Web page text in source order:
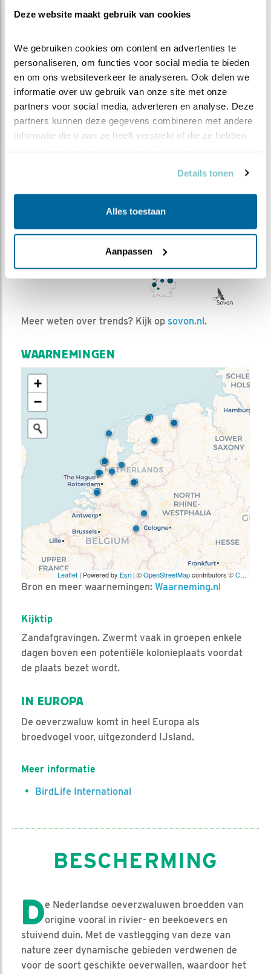
Deze website maakt gebruik van cookies
We gebruiken cookies om content en advertenties te
personaliseren, om functies voor social media te bieden
en om ons websiteverkeer te analyseren. Ook delen we
informatie over uw gebruik van onze site met onze
partners voor social media, adverteren en analyse. Deze
partners kunnen deze gegevens combineren met andere
informatie die u aan ze heeft verstrekt of die ze hebben
Details tonen
Alles toestaan
Aanpassen
Bron:sovon.nl
Meer weten over trends? Kijk op sovon.nl.
WAARNEMINGEN
+
−
Leaflet | Powered by Esri| ©OpenStreetMapcontributors ©CARTO
Bron en meer waarnemingen: Waarneming.nl
Kijktip
Zandafgravingen. Zwermt vaak in groepen enkele
dagen boven een potentiële kolonieplaats voordat
de plaats bezet wordt.
IN EUROPA
De oeverzwaluw komt in heel Europa als
broedvogel voor, uitgezonderd IJsland.
Meer informatie
BirdLife International
BESCHERMING
De Nederlandse oeverzwaluwen broedden van
origine vooral in rivier- en beekoevers en
stuivend duin. Met de vastlegging van deze van
nature zeer dynamische gebieden verdwenen de
voor de soort geschikte oeverwallen, waardoor het